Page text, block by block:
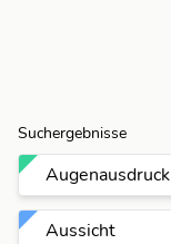
Suchergebnisse
Augenausdruck
Aussicht